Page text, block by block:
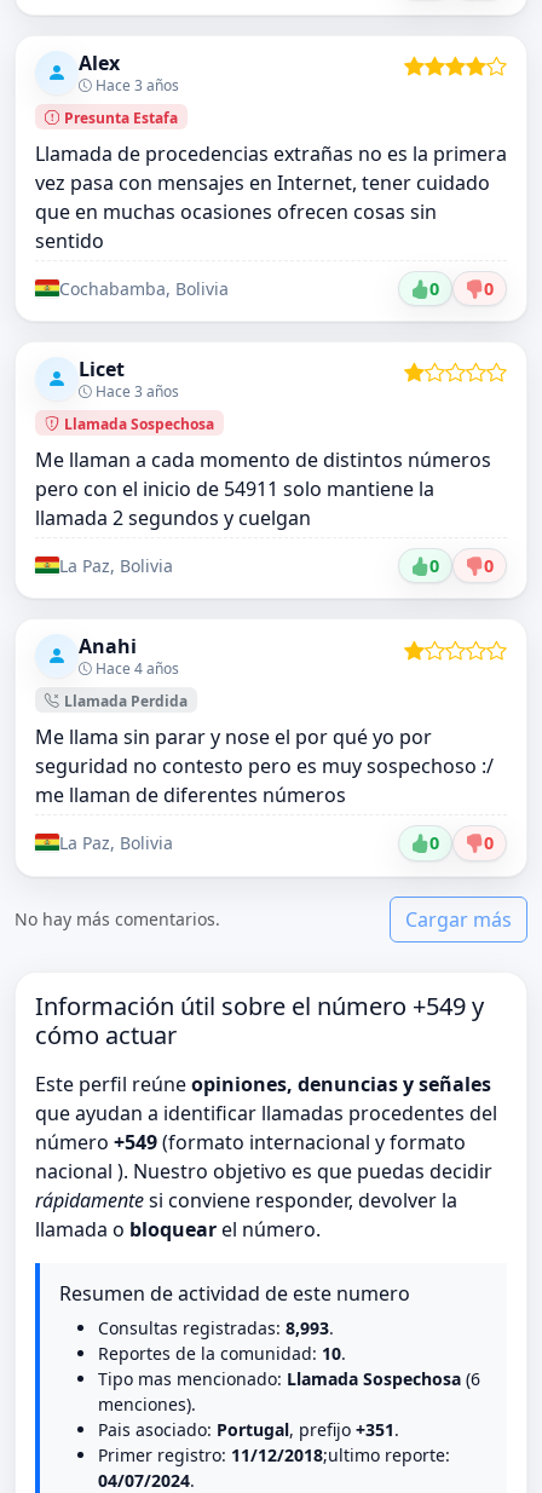
Alex
Hace 3 años
Presunta Estafa
Llamada de procedencias extrañas no es la primera
vez pasa con mensajes en Internet, tener cuidado
que en muchas ocasiones ofrecen cosas sin
sentido
Cochabamba, Bolivia 0 0
Licet
Hace 3 años
Llamada Sospechosa
Me llaman a cada momento de distintos números
pero con el inicio de 54911 solo mantiene la
llamada 2 segundos y cuelgan
La Paz, Bolivia 0 0
Anahi
Hace 4 años
Llamada Perdida
Me llama sin parar y nose el por qué yo por
seguridad no contesto pero es muy sospechoso :/
me llaman de diferentes números
La Paz, Bolivia 0 0
No hay más comentarios. Cargar más
Información útil sobre el número +549 y
cómo actuar
Este perfil reúneopiniones, denuncias y señales
que ayudan a identificar llamadas procedentes del
número +549(formato internacional y formato
nacional ). Nuestro objetivo es que puedas decidir
rápidamentesi conviene responder, devolver la
llamada o bloquearel número.
Resumen de actividad de este numero
Consultas registradas: 8,993.
Reportes de la comunidad: 10.
Tipo mas mencionado: Llamada Sospechosa (6
menciones).
Pais asociado: Portugal, prefijo +351.
Primer registro: 11/12/2018;ultimo reporte:
04/07/2024.